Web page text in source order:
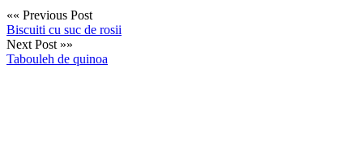
«« Previous Post
Biscuiti cu suc de rosii
Next Post »»
Tabouleh de quinoa